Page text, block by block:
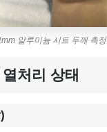
알루미늄 시트 두께 측정
처리 상태